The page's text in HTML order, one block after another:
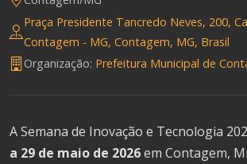
Praça Presidente Tancredo Neves, 200,
Contagem - MG, Contagem, MG, Brasil
Organização: Prefeitura Municipal de
A Semana de Inovação e Tecnologia
a 29 de maio de 2026em Contagem,